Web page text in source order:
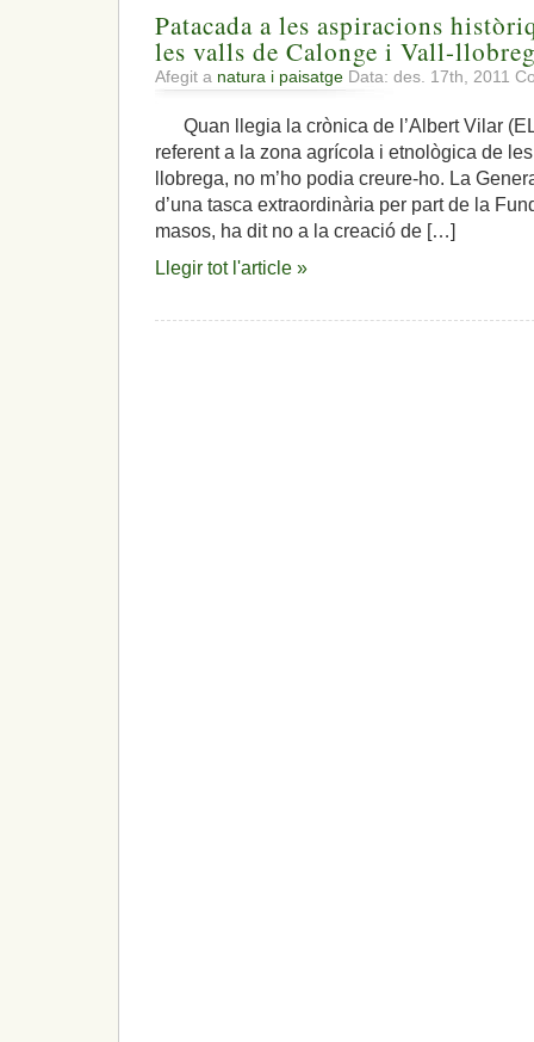
Patacada a les aspiracions
les valls de Calonge i Vall-
Afegit a natura i paisatge Data: des. 17th, 2011
Quan llegia la crònica de l’Albert Vilar
referent a la zona agrícola i etnològica de
llobrega, no m’ho podia creure-ho. La
d’una tasca extraordinària per part de la
masos, ha dit no a la creació de […]
Llegir tot l'article »